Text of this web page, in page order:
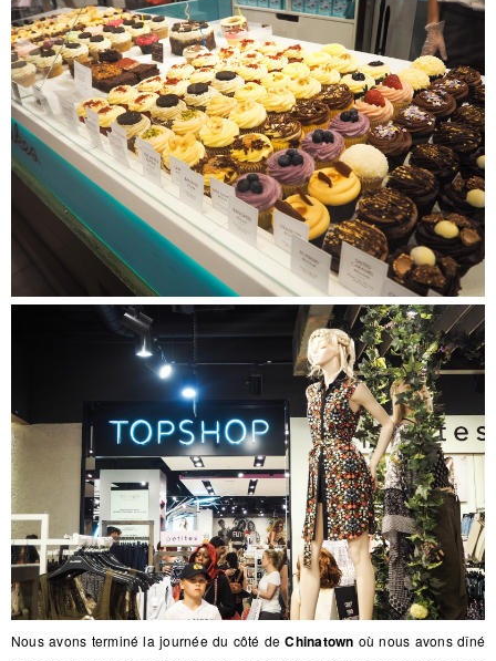
Nous avons terminé la journée du côté deChinatown où nous avons dîné